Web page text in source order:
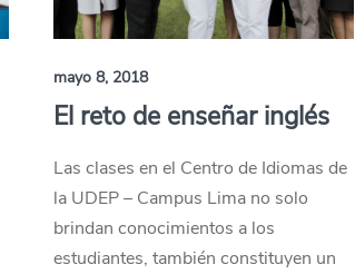
mayo 8, 2018
El reto de enseñar inglés
Las clases en el Centro de Idiomas de
la UDEP – Campus Lima no solo
brindan conocimientos a los
estudiantes, también constituyen un